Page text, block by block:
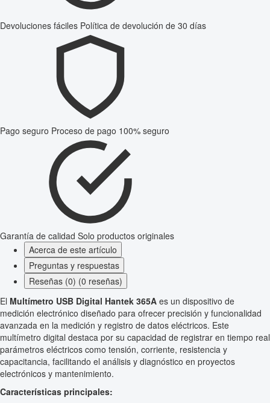
Devoluciones fáciles Política de devolución de 30 días
Pago seguro Proceso de pago 100% seguro
Garantía de calidad Solo productos originales
Acerca de este artículo
Preguntas y respuestas
Reseñas (0) (0 reseñas)
El Multímetro USB Digital Hantek 365A es un dispositivo de
medición electrónico diseñado para ofrecer precisión y funcionalidad
avanzada en la medición y registro de datos eléctricos. Este
multímetro digital destaca por su capacidad de registrar en tiempo real
parámetros eléctricos como tensión, corriente, resistencia y
capacitancia, facilitando el análisis y diagnóstico en proyectos
electrónicos y mantenimiento.
Características principales: